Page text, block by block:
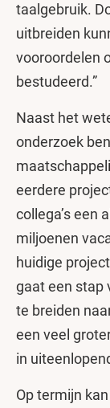
taalgebruik.
uitbreiden
vooroordelen
bestudeerd.”
Naast het
onderzoek
eerdere
collega’s een
miljoenen
huidige
gaat een stap
te breiden
een veel
in
Op termijn